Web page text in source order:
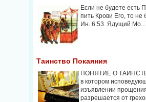
Если не будете есть
пить Крови Его, то не
Ин. 6:53. Ядущий Мо...
Таинство Покаяния
ПОНЯТИЕ О
в котором
изъявлении
разрешается от